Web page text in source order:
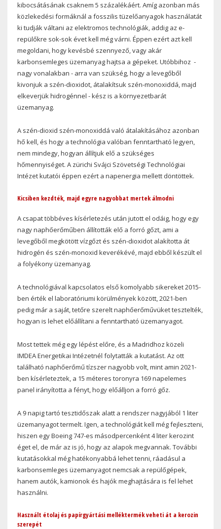
kibocsátásának csaknem 5 százalékáért. Amíg azonban más
közlekedési formáknál a fosszilis tüzelőanyagok használatát
ki tudják váltani az elektromos technológiák, addig az e-
repülőkre sok-sok évet kell még várni. Éppen ezért azt kell
megoldani, hogy kevésbé szennyező, vagy akár
karbonsemleges üzemanyag hajtsa a gépeket. Utóbbihoz -
nagy vonalakban - arra van szükség, hogy a levegőből
kivonjuk a szén-dioxidot, átalakítsuk szén-monoxiddá, majd
elkeverjük hidrogénnel - kész is a környezetbarát
üzemanyag.
A szén-dioxid szén-monoxiddá való átalakításához azonban
hő kell, és hogy a technológia valóban fenntartható legyen,
nem mindegy, hogyan állítjuk elő a szükséges
hőmennyiséget. A zürichi Svájci Szövetségi Technológiai
Intézet kutatói éppen ezért a napenergia mellett döntöttek.
Kicsiben kezdték, majd egyre nagyobbat mertek álmodni
A csapat többéves kísérletezés után jutott el odáig, hogy egy
nagy naphőerőműben állították elő a forró gőzt, ami a
levegőből megkötött vízgőzt és szén-dioxidot alakította át
hidrogén és szén-monoxid keverékévé, majd ebből készült el
a folyékony üzemanyag.
A technológiával kapcsolatos első komolyabb sikereket 2015-
ben érték el laboratóriumi körülmények között, 2021-ben
pedig már a saját, tetőre szerelt naphőerőművüket tesztelték,
hogyan is lehet előállítani a fenntartható üzemanyagot.
Most tettek még egy lépést előre, és a Madridhoz közeli
IMDEA Energetikai Intézetnél folytatták a kutatást. Az ott
található naphőerőmű tízszer nagyobb volt, mint amin 2021-
ben kísérleteztek, a 15 méteres toronyra 169 napelemes
panel irányította a fényt, hogy előálljon a forró gőz.
A 9 napig tartó tesztidőszak alatt a rendszer nagyjából 1 liter
üzemanyagot termelt. Igen, a technológiát kell még fejleszteni,
hiszen egy Boeing 747-es másodpercenként 4 liter kerozint
éget el, de már az is jó, hogy az alapok megvannak. További
kutatásokkal még hatékonyabbá lehet tenni, ráadásul a
karbonsemleges üzemanyagot nemcsak a repülőgépek,
hanem autók, kamionok és hajók meghajtására is fel lehet
használni.
Használt étolaj és papírgyártási melléktermék veheti át a kerozin
szerepét